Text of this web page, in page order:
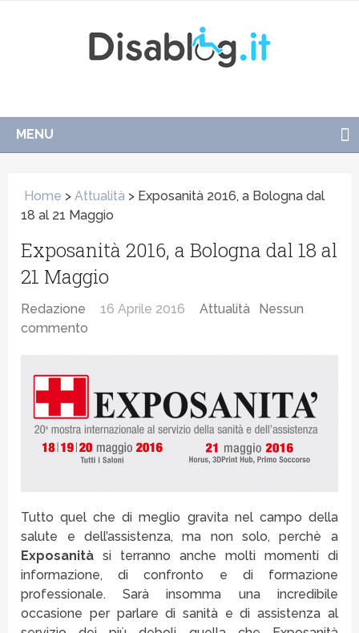
MENU
Home >Attualità > Exposanità 2016, a Bologna dal
18 al 21 Maggio
Exposanità 2016, a Bologna dal 18 al
21 Maggio
Redazione 16 Aprile 2016 Attualità
Nessun
commento
Tutto quel che di meglio gravita nel campo della
salute e dell’assistenza, ma non solo, perchè a
Exposanità si terranno anche molti momenti di
informazione, di confronto e di formazione
professionale. Sarà insomma una incredibile
occasione per parlare di sanità e di assistenza al